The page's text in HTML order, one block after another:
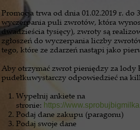
Promocja trwa od dnia 01.02.2019 r. do
wyczerpania puli zwrotów, która
dwadzieścia tysięcy), zwroty są
zgłoszeń do wyczerpania liczby
tego, które ze zdarzeń nastąpi jako
Aby otrzymać zwrot pieniędzy za lody
pudełkuwystarczy odpowiedzieć na
Wypełnij ankiete na
stronie: https://
Podaj dane zakupu (paragonu)
Podaj swoje dane